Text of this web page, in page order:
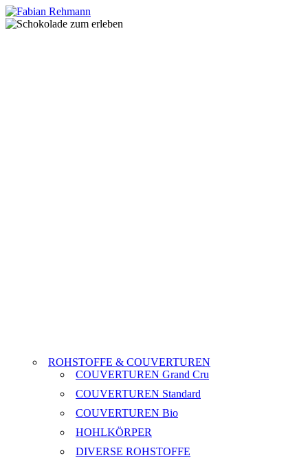
ROHSTOFFE & COUVERTUREN
COUVERTUREN Grand Cru
COUVERTUREN Standard
COUVERTUREN Bio
HOHLKÖRPER
DIVERSE ROHSTOFFE